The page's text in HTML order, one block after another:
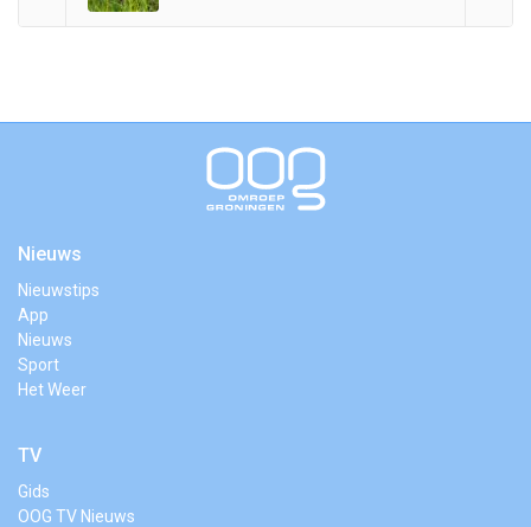
Nieuws
Nieuwstips
App
Nieuws
Sport
Het Weer
TV
Gids
OOG TV Nieuws